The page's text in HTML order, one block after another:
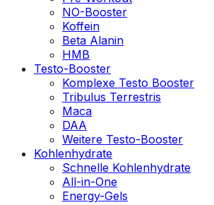
NO-Booster
Koffein
Beta Alanin
HMB
Testo-Booster
Komplexe Testo Booster
Tribulus Terrestris
Maca
DAA
Weitere Testo-Booster
Kohlenhydrate
Schnelle Kohlenhydrate
All-in-One
Energy-Gels